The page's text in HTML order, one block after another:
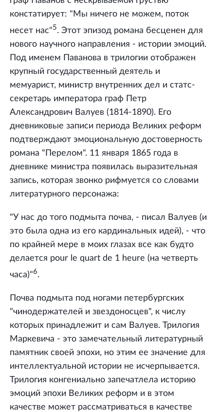
констатирует: "Мы ничего не можем, поток
несет нас"5. Этот эпизод романа бесценен для
нового научного направления - истории эмоций.
Под именем Паванова в трилогии отображен
крупный государственный деятель и
мемуарист, министр внутренних дел и статс-
секретарь императора граф Петр
Александрович Валуев (1814-1890). Его
дневниковые записи периода Великих реформ
подтверждают эмоциональную достоверность
романа "Перелом". 11 января 1865 года в
дневнике министра появилась выразительная
запись, которая звонко рифмуется со словами
литературного персонажа:
"У нас до того подмыта почва, - писал Валуев (и
это была одна из его кардинальных идей), - что
по крайней мере в моих глазах все как будто
делается pour le quart de 1 heure (на четверть
часа)"6.
Почва подмыта под ногами петербургских
"чинодержателей и звездоносцев", к числу
которых принадлежит и сам Валуев. Трилогия
Маркевича - это замечательный литературный
памятник своей эпохи, но этим ее значение для
интеллектуальной истории не исчерпывается.
Трилогия конгениально запечатлела историю
эмоций эпохи Великих реформ и в этом
качестве может рассматриваться в качестве